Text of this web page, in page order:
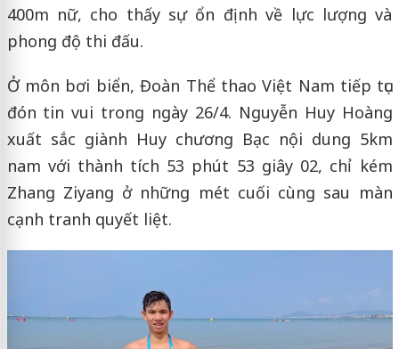
400m nữ, cho thấy sự ổn định về lực lượng và
phong độ thi đấu.
Ở môn bơi biển, Đoàn Thể thao Việt Nam tiếp tục
đón tin vui trong ngày 26/4. Nguyễn Huy Hoàng
xuất sắc giành Huy chương Bạc nội dung 5km
nam với thành tích 53 phút 53 giây 02, chỉ kém
Zhang Ziyang ở những mét cuối cùng sau màn
cạnh tranh quyết liệt.